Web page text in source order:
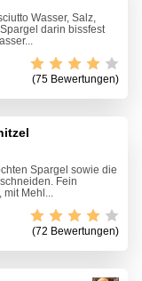
Wasser, Salz,
darin bissfest
(75 Bewertungen)
Spargel sowie die
Fein
mit Mehl...
(72 Bewertungen)